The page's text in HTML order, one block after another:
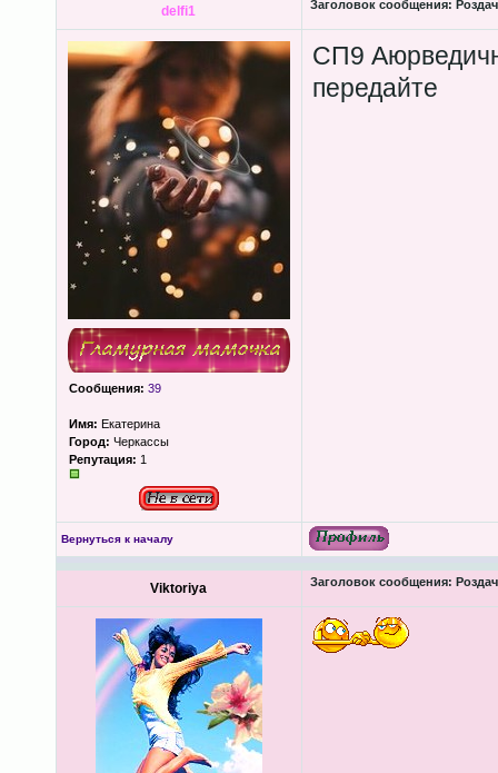
delfi1 Заголовок сообщения:
Сообщения: 39
Имя: Екатерина
Город: Черкассы
Репутация: 1
СП9
передайте
Вернуться к началу
Viktoriya Заголовок сообщения: